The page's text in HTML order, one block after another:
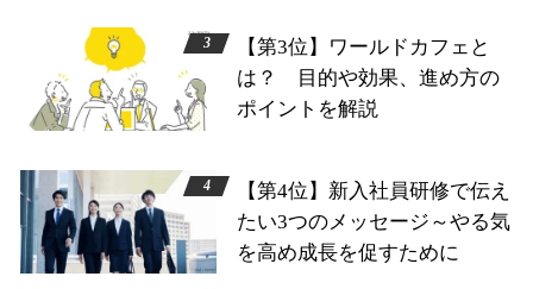
【第3位】ワールドカフェと
は？ 目的や効果、進め方の
ポイントを解説
【第4位】新入社員研修で伝え
たい3つのメッセージ～やる気
を高め成長を促すために